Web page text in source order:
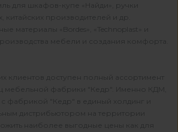
для шкафов-купе «Найди», ручки
китайских производителей и др.
материалы «Bordes», «Technoplast» и
мебели и создания комфорта.
клиентов доступен полный ассортимент
мебельной фабрики "Кедр". Именно КДМ,
фабрикой "Кедр" в единый холдинг и
дистрибьютором на территории
наиболее выгодные цены как для